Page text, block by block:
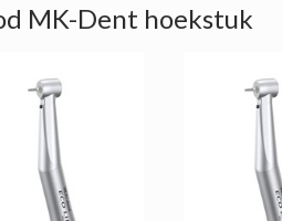
MK-Dent hoekstuk